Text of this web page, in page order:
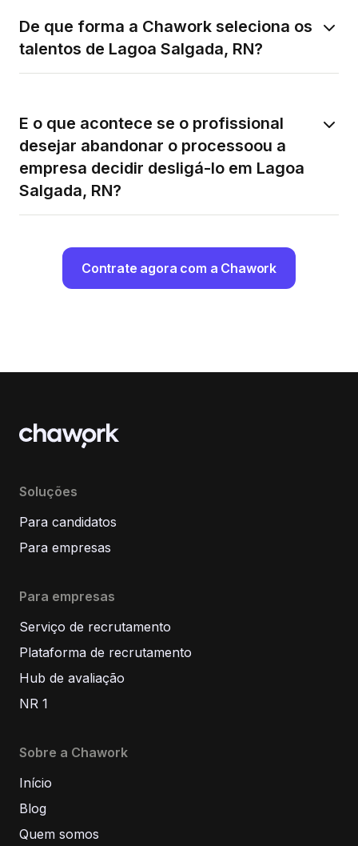
De que forma a Chawork seleciona os
talentos de Lagoa Salgada, RN?
E o que acontece se o profissional
desejar abandonar o processoou a
empresa decidir desligá-lo em Lagoa
Salgada, RN?
Contrate agora com a Chawork
Soluções
Para candidatos
Para empresas
Para empresas
Serviço de recrutamento
Plataforma de recrutamento
Hub de avaliação
NR 1
Sobre a Chawork
Início
Blog
Quem somos